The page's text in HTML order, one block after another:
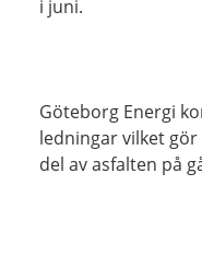
i juni.
Göteborg Energi
ledningar vilket
del av asfalten på